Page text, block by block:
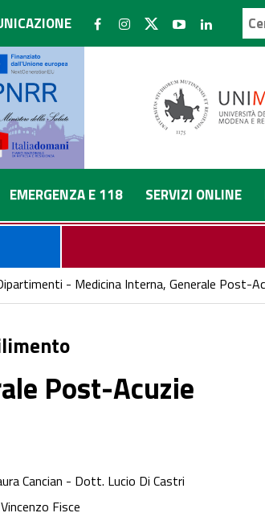
EMERGENZA E 118 SERVIZI ONLINE
- Medicina Interna, Generale Post-
Post-Acuzie
Cancian - Dott. Lucio Di Castri
Fisce